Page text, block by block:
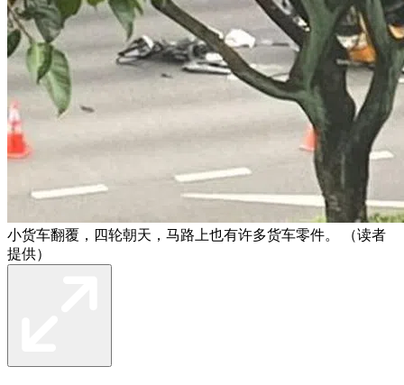
小货车翻覆，四轮朝天，马路上也有许多货车零件。 （读者
提供）